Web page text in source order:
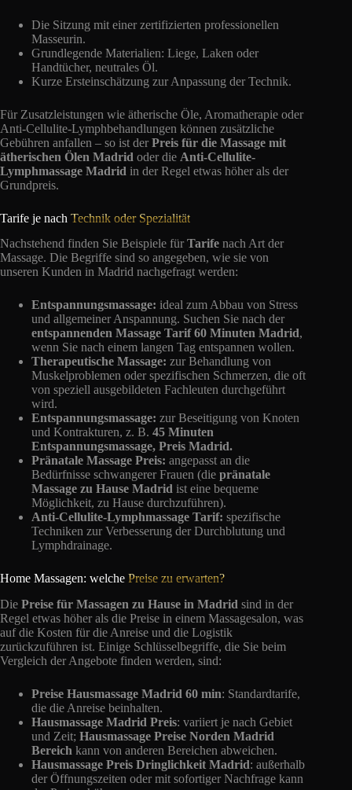
Die Sitzung mit einer zertifizierten professionellen
Masseurin.
Grundlegende Materialien: Liege, Laken oder
Handtücher, neutrales Öl.
Kurze Ersteinschätzung zur Anpassung der Technik.
Für Zusatzleistungen wie ätherische Öle, Aromatherapie oder
Anti-Cellulite-Lymphbehandlungen können zusätzliche
Gebühren anfallen – so ist der Preis für die Massage mit
ätherischen Ölen Madrid oder die Anti-Cellulite-
Lymphmassage Madrid in der Regel etwas höher als der
Grundpreis.
Tarife je nach Technik oder Spezialität
Nachstehend finden Sie Beispiele für Tarife nach Art der
Massage. Die Begriffe sind so angegeben, wie sie von
unseren Kunden in Madrid nachgefragt werden:
Entspannungsmassage: ideal zum Abbau von Stress
und allgemeiner Anspannung. Suchen Sie nach der
entspannenden Massage Tarif 60 Minuten Madrid,
wenn Sie nach einem langen Tag entspannen wollen.
Therapeutische Massage: zur Behandlung von
Muskelproblemen oder spezifischen Schmerzen, die oft
von speziell ausgebildeten Fachleuten durchgeführt
wird.
Entspannungsmassage: zur Beseitigung von Knoten
und Kontrakturen, z. B. 45 Minuten
Entspannungsmassage, Preis Madrid.
Pränatale Massage Preis: angepasst an die
Bedürfnisse schwangerer Frauen (die pränatale
Massage zu Hause Madrid ist eine bequeme
Möglichkeit, zu Hause durchzuführen).
Anti-Cellulite-Lymphmassage Tarif: spezifische
Techniken zur Verbesserung der Durchblutung und
Lymphdrainage.
Home Massagen: welche Preise zu erwarten?
Die Preise für Massagen zu Hause in Madrid sind in der
Regel etwas höher als die Preise in einem Massagesalon, was
auf die Kosten für die Anreise und die Logistik
zurückzuführen ist. Einige Schlüsselbegriffe, die Sie beim
Vergleich der Angebote finden werden, sind:
Preise Hausmassage Madrid 60 min: Standardtarife,
die die Anreise beinhalten.
Hausmassage Madrid Preis: variiert je nach Gebiet
und Zeit; Hausmassage Preise Norden Madrid
Bereich kann von anderen Bereichen abweichen.
Hausmassage Preis Dringlichkeit Madrid: außerhalb
der Öffnungszeiten oder mit sofortiger Nachfrage kann